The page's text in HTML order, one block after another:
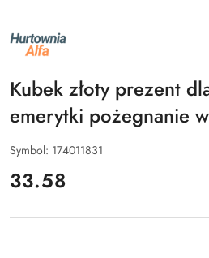
NAZWA
PRODUCENTA:
ALFA
Kubek złoty prezent
emerytki pożegnanie
Symbol: 174011831
cena:
33.58